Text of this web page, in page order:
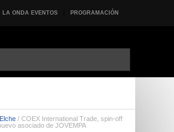
LA ONDA EVENTOS PROGRAMACIÓN
Elche / COEX International Trade, spin-off
asociado de JOVEMPA